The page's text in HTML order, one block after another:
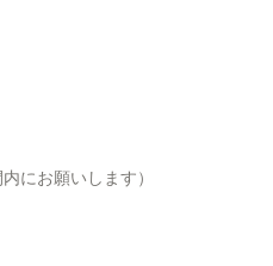
にお願いします）